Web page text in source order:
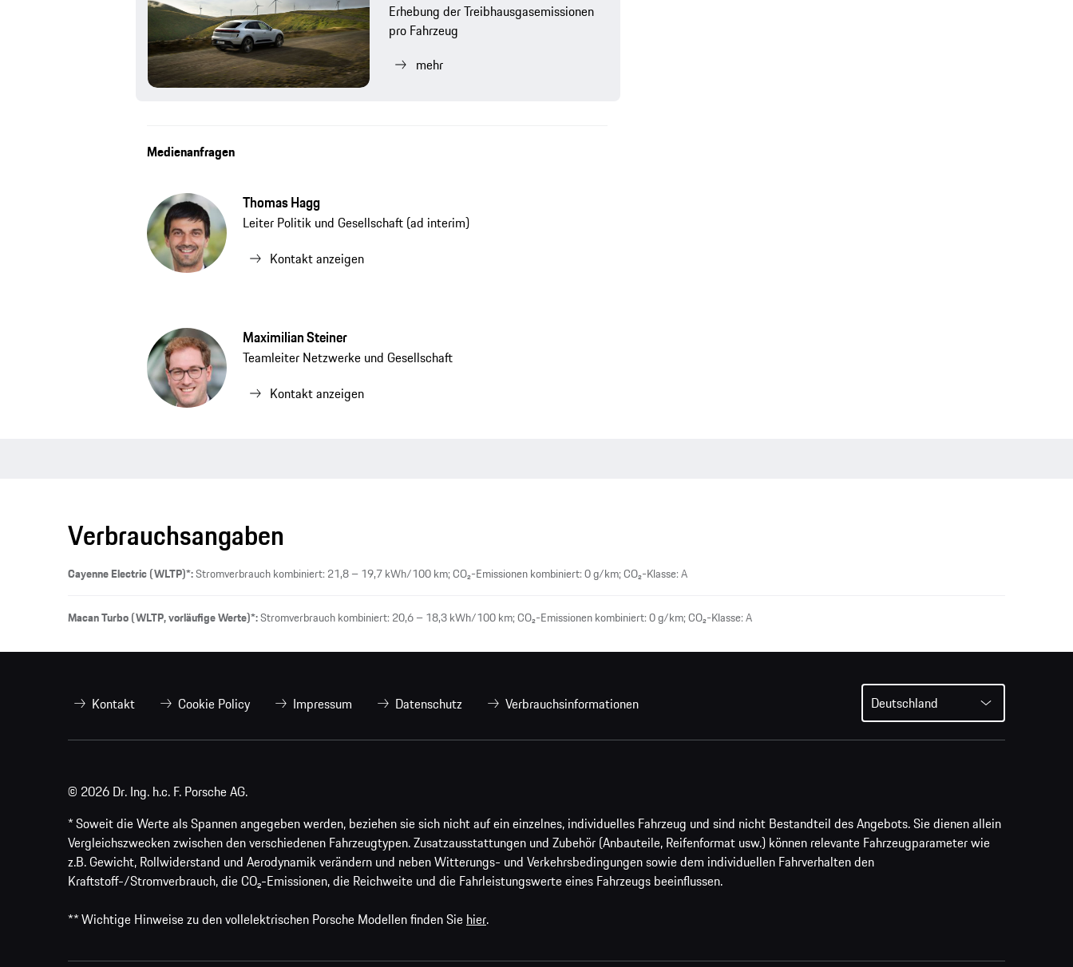
Erhebung der Treibhausgasemissionen
pro Fahrzeug
mehr
Medienanfragen
Thomas Hagg
Leiter Politik und Gesellschaft (ad interim)
Kontakt anzeigen
Maximilian Steiner
Teamleiter Netzwerke und Gesellschaft
Kontakt anzeigen
Verbrauchsangaben
Cayenne Electric (WLTP)*:Stromverbrauch kombiniert: 21,8 – 19,7 kWh/100 km; CO₂-Emissionen kombiniert: 0 g/km; CO₂-Klasse: A
Macan Turbo (WLTP, vorläufige Werte)*:Stromverbrauch kombiniert: 20,6 – 18,3 kWh/100 km; CO₂-Emissionen kombiniert: 0 g/km; CO₂-Klasse: A
Kontakt Cookie Policy Impressum Datenschutz Verbrauchsinformationen Deutschland
© 2026 Dr. Ing. h.c. F. Porsche AG.
* Soweit die Werte als Spannen angegeben werden, beziehen sie sich nicht auf ein einzelnes, individuelles Fahrzeug und sind nicht Bestandteil des Angebots. Sie dienen allein
Vergleichszwecken zwischen den verschiedenen Fahrzeugtypen. Zusatzausstattungen und Zubehör (Anbauteile, Reifenformat usw.) können relevante Fahrzeugparameter wie
z.B. Gewicht, Rollwiderstand und Aerodynamik verändern und neben Witterungs- und Verkehrsbedingungen sowie dem individuellen Fahrverhalten den
Kraftstoff-/Stromverbrauch, die CO₂-Emissionen, die Reichweite und die Fahrleistungswerte eines Fahrzeugs beeinflussen.
** Wichtige Hinweise zu den vollelektrischen Porsche Modellen finden Sie hier.